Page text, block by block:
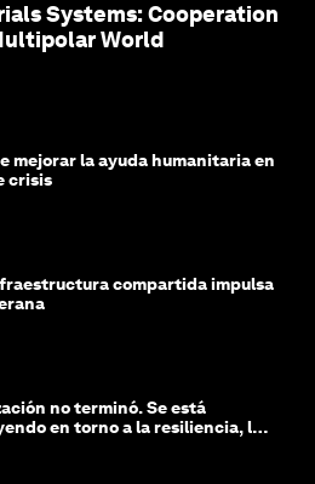
Systems: Cooperation
World
mejorar la ayuda humanitaria en
crisis
compartida impulsa
no terminó. Se está
en torno a la resiliencia, las